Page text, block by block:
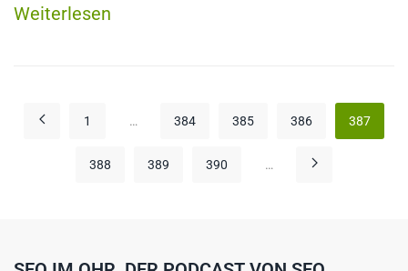
Weiterlesen
1 … 384 385 386 387
388 389 390 …